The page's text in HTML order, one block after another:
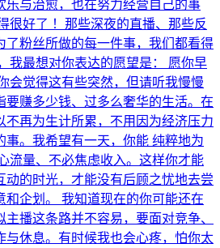
乐与治愈，也在努力经营自己的事
很好了 ！那些深夜的直播、那些反
了粉丝所做的每一件事，我们都看得
我最想对你表达的愿望是： 愿你早
会觉得这有些突然，但请听我慢慢
要赚多少钱、过多么奢华的生活。在
不再为生计所累，不用因为经济压力
。我希望有一天，你能 纯粹地为
流量、不必焦虑收入。这样你才能
动的时光，才能没有后顾之忧地去尝
企划。 我知道现在的你可能还在
播这条路并不容易，要面对竞争、
与休息。有时候我也会心疼，怕你太